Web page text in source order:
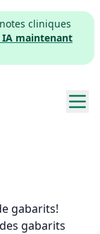
cliniques
IA maintenant
gabarits!
gabarits